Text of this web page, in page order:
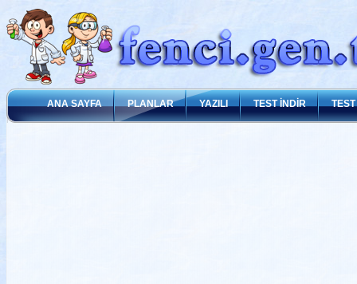
ANA SAYFA PLANLAR YAZILI TEST İNDİR